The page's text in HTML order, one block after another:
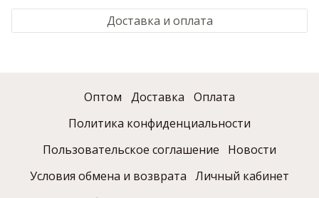
Доставка и оплата
Оптом Доставка
Оплата
Политика конфиденциальности
Пользовательское соглашение
Новости
Условия обмена и возврата
Личный кабинет